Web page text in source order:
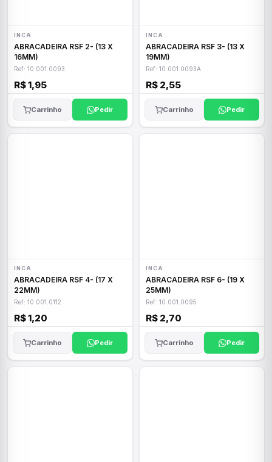
INCA
ABRACADEIRA RSF 2- (13 X
16MM)
Ref: 10.001.0093
R$ 1,95
Carrinho Pedir
INCA
ABRACADEIRA RSF 3- (13 X
19MM)
Ref: 10.001.0093A
R$ 2,55
Carrinho Pedir
INCA
ABRACADEIRA RSF 4- (17 X
22MM)
Ref: 10.001.0112
R$ 1,20
Carrinho Pedir
INCA
ABRACADEIRA RSF 6- (19 X
25MM)
Ref: 10.001.0095
R$ 2,70
Carrinho Pedir